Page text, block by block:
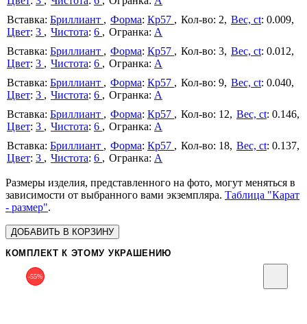
Бриллиант
Форма: Кр57 2 Вес, ct: 0.009
Цвет: 3 Чистота: 6
А
Бриллиант
Форма: Кр57 3 Вес, ct: 0.012
Цвет: 3 Чистота: 6
А
Бриллиант
Форма: Кр57 9 Вес, ct: 0.040
Цвет: 3 Чистота: 6
А
Бриллиант
Форма: Кр57 12 Вес, ct: 0.146
Цвет: 3 Чистота: 6
А
Бриллиант
Форма: Кр57 18 Вес, ct: 0.137
Цвет: 3 Чистота: 6 А
Размеры изделия, представленного на фото, могут меняться в
зависимости от выбранного вами экземпляра. Таблица "Карат
- размер".
ДОБАВИТЬ В КОРЗИНУ
КОМПЛЕКТ К ЭТОМУ УКРАШЕНИЮ
-55%